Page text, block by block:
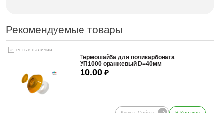
Рекомендуемые товары
есть в наличии
Термошайба для поликарбоната
УП1000 оранжевый D=40мм
10.00 ₽